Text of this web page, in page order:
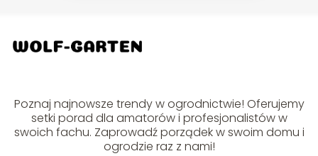
Poznaj najnowsze trendy w ogrodnictwie! Oferujemy
setki porad dla amatorów i profesjonalistów w
swoich fachu. Zaprowadź porządek w swoim domu i
ogrodzie raz z nami!